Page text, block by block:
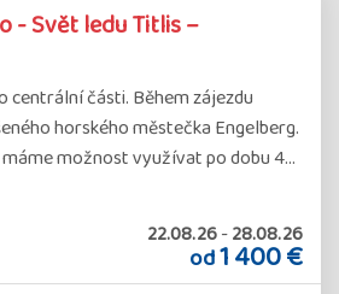
- Svět ledu Titlis –
centrální části. Během zájezdu
horského městečka Engelberg.
máme možnost využívat po dobu 4…
22.08.26-28.08.26
od1 400 €